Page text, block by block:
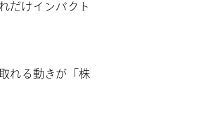
だけインパクト
れる動きが「株